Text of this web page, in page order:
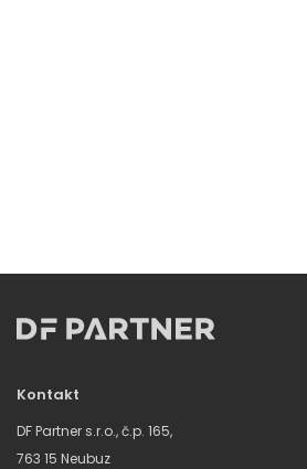
Kontakt
DF Partner s.r.o., č.p. 165,
763 15 Neubuz